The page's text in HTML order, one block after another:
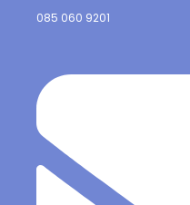
085 060 9201